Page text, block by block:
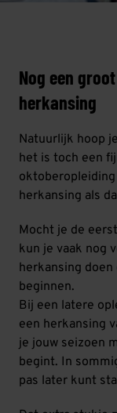
Nog een
herkansing
Natuurlijk hoop
het is toch een
herkansing als
Mocht je de
kun je vaak nog
herkansing
beginnen.
Bij een latere
een herkansing
je jouw seizoen
begint. In
pas later kunt